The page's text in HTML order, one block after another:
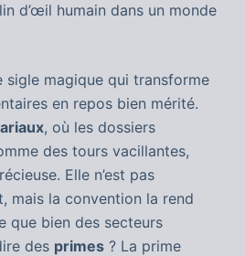
d’œil humain dans un monde
sigle magique qui transforme
en repos bien mérité.
, où les dossiers
des tours vacillantes,
Elle n’est pas
mais la convention la rend
que bien des secteurs
des primes? La prime